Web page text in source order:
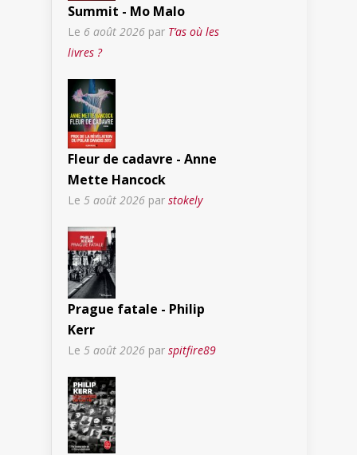
Summit - Mo Malo
Le 6 août 2026 par T’as où les
livres ?
Fleur de cadavre - Anne
Mette Hancock
Le 5 août 2026 par stokely
Prague fatale - Philip
Kerr
Le 5 août 2026 par spitfire89